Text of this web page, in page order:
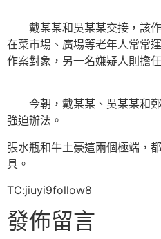
戴某某和吳某某交接，該作
在菜市場、廣場等老年人常常
作案對象，另一名嫌疑人則擔
今朝，戴某某、吳某某和鄭
強迫辦法。
張水瓶和牛土豪這兩個極端，
具。
TC:jiuyi9follow8
發佈留言